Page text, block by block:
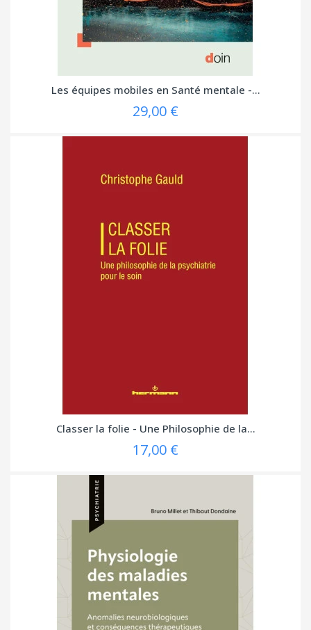
Les équipes mobiles en Santé mentale -...
29,00 €
Classer la folie - Une Philosophie de la...
17,00 €